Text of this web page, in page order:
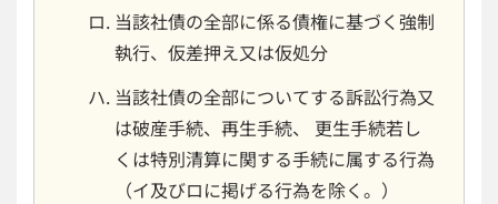
当該社債の全部に係る債権に基づく強制
執行、仮差押え又は仮処分
当該社債の全部についてする訴訟行為又
は破産手続、再生手続、 更生手続若し
くは特別清算に関する手続に属する行為
（イ及びロに掲げる行為を除く。）